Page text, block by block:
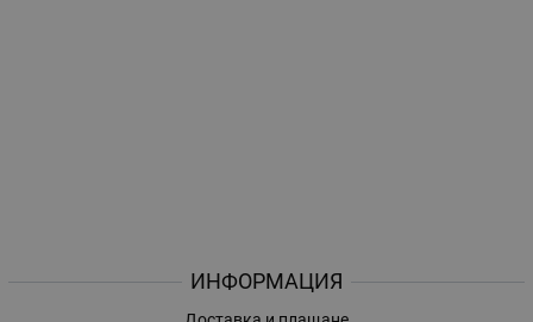
ИНФОРМАЦИЯ